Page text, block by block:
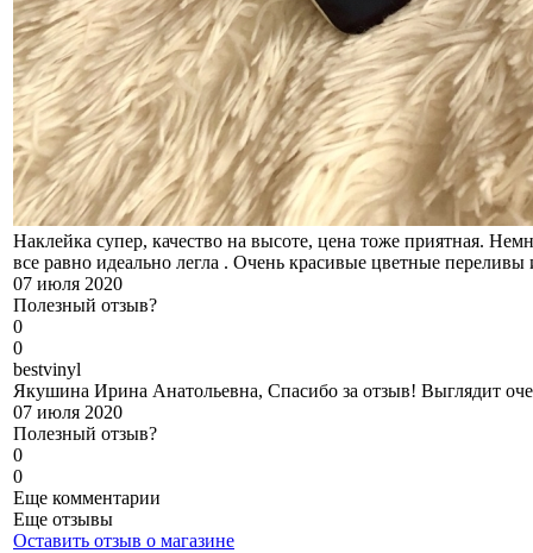
Наклейка супер, качество на высоте, цена тоже приятная.
все равно идеально легла . Очень красивые цветные переливы
07 июля 2020
Полезный отзыв?
0
0
bestvinyl
Якушина Ирина Анатольевна, Спасибо за отзыв! Выглядит
07 июля 2020
Полезный отзыв?
0
0
Еще комментарии
Еще отзывы
Оставить отзыв о магазине